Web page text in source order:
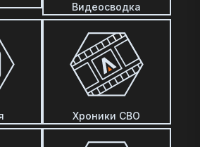
Видеосводка
Хроники СВО